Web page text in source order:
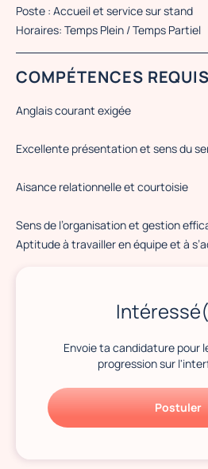
Poste : Accueil et service sur stand
Horaires: Temps Plein / Temps Partiel
COMPÉTENCES
Anglais courant exigée
Excellente présentation et sens du
Aisance relationnelle et courtoisie
Sens de l’organisation et gestion
Aptitude à travailler en équipe et à
Envoie ta candidature pour
progression sur
Postuler